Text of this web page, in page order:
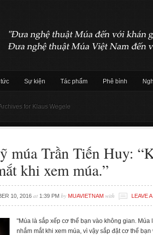
Sự kiện Tác phẩm Phê bình
for Klaus Wegele
múa Trần Tiến Huy:
khi xem múa.”
10, 2016 at 1:39 PM by MUAVIETNAM with LEAVE
"Múa là sắp xếp cơ thể bạn vào không gian. Múa
nhắm mắt khi xem múa, vì vậy sắp đặt cơ thể